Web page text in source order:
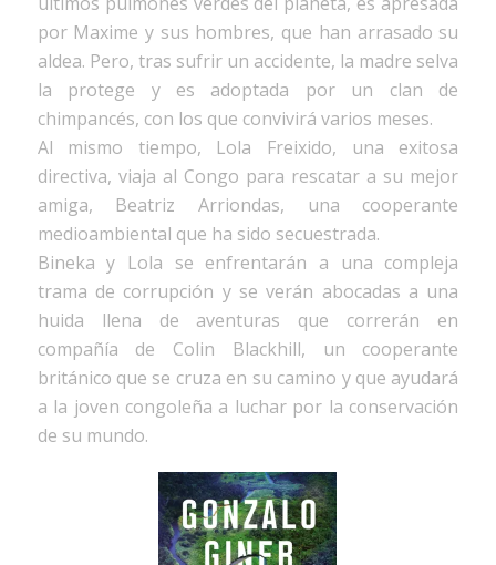
por Maxime y sus hombres, que han arrasado su
aldea. Pero, tras sufrir un accidente, la madre selva
la protege y es adoptada por un clan de
chimpancés, con los que convivirá varios meses.
Al mismo tiempo, Lola Freixido, una exitosa
directiva, viaja al Congo para rescatar a su mejor
amiga, Beatriz Arriondas, una cooperante
medioambiental que ha sido secuestrada.
Bineka y Lola se enfrentarán a una compleja
trama de corrupción y se verán abocadas a una
huida llena de aventuras que correrán en
compañía de Colin Blackhill, un cooperante
británico que se cruza en su camino y que ayudará
a la joven congoleña a luchar por la conservación
de su mundo.